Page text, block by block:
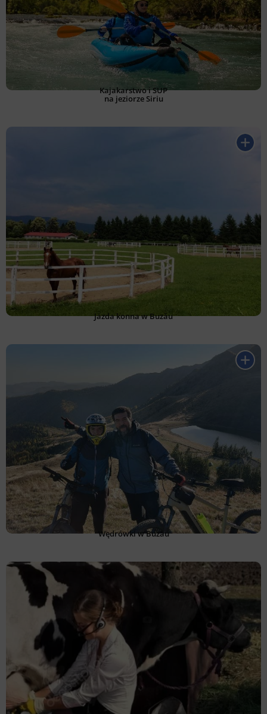
Kajakarstwo i SUP
na jeziorze Siriu
Jazda konna w Buzău
Wędrówki w Buzău